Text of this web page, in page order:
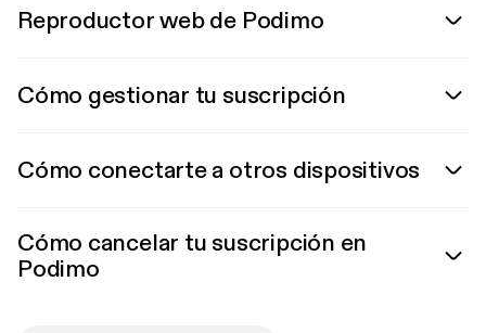
Reproductor web de Podimo
Cómo gestionar tu suscripción
Cómo conectarte a otros dispositivos
Cómo cancelar tu suscripción en
Podimo